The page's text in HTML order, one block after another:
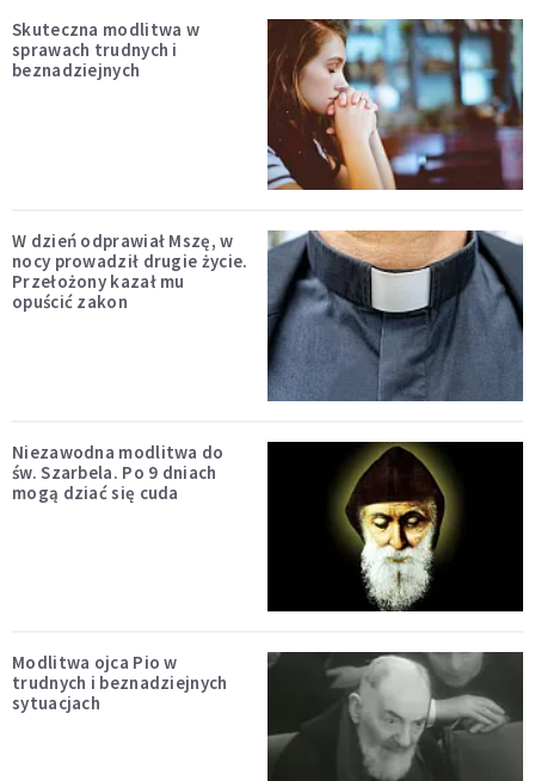
Skuteczna modlitwa w
sprawach trudnych i
beznadziejnych
W dzień odprawiał Mszę, w
nocy prowadził drugie życie.
Przełożony kazał mu
opuścić zakon
Niezawodna modlitwa do
św. Szarbela. Po 9 dniach
mogą dziać się cuda
Modlitwa ojca Pio w
trudnych i beznadziejnych
sytuacjach